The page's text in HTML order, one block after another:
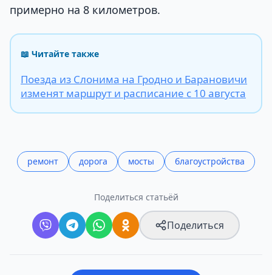
примерно на 8 километров.
📖 Читайте также
Поезда из Слонима на Гродно и Барановичи
изменят маршрут и расписание с 10 августа
ремонт дорога мосты благоустройства
Поделиться статьёй
Поделиться